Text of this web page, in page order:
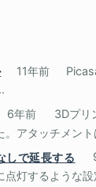
11年前
6年前
3Dプリ
。アタッチメン
しで延長する
灯するような